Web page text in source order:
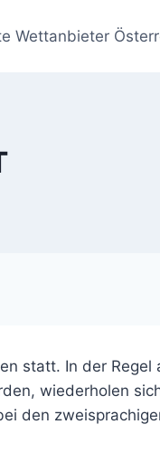
Wettanbieter
statt. In der Regel
wiederholen
den